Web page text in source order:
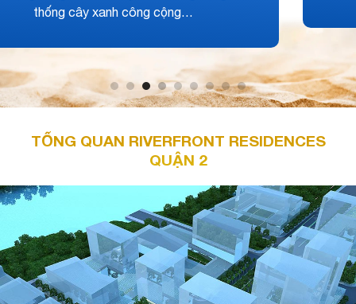
hàng và đặc biệt là được hưởng ưu đãi cực kỳ hấp
TỔNG QUAN RIVERFRONT RESIDENCES
QUẬN 2